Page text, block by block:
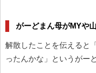
がーどまん母がMYや
解散したことを伝えると
ったんかな」というがー